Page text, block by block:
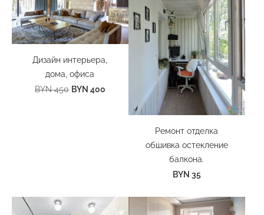
Дизайн интерьера,
дома, офиса
BYN 450 BYN 400
Ремонт отделка
обшивка остекление
балкона.
BYN 35